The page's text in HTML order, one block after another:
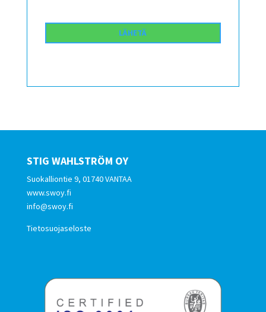
STIG WAHLSTRÖM OY
Suokalliontie 9, 01740 VANTAA
www.swoy.fi
info@swoy.fi
Tietosuojaseloste